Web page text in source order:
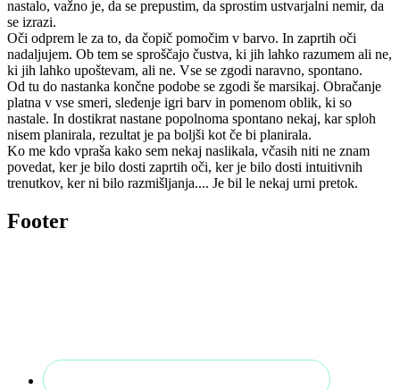
nastalo, važno je, da se prepustim, da sprostim ustvarjalni nemir, da
se izrazi.
Oči odprem le za to, da čopič pomočim v barvo. In zaprtih oči
nadaljujem. Ob tem se sproščajo čustva, ki jih lahko razumem ali ne,
ki jih lahko upoštevam, ali ne. Vse se zgodi naravno, spontano.
Od tu do nastanka končne podobe se zgodi še marsikaj. Obračanje
platna v vse smeri, sledenje igri barv in pomenom oblik, ki so
nastale. In dostikrat nastane popolnoma spontano nekaj, kar sploh
nisem planirala, rezultat je pa boljši kot če bi planirala.
Ko me kdo vpraša kako sem nekaj naslikala, včasih niti ne znam
povedat, ker je bilo dosti zaprtih oči, ker je bilo dosti intuitivnih
trenutkov, ker ni bilo razmišljanja.... Je bil le nekaj urni pretok.
Footer